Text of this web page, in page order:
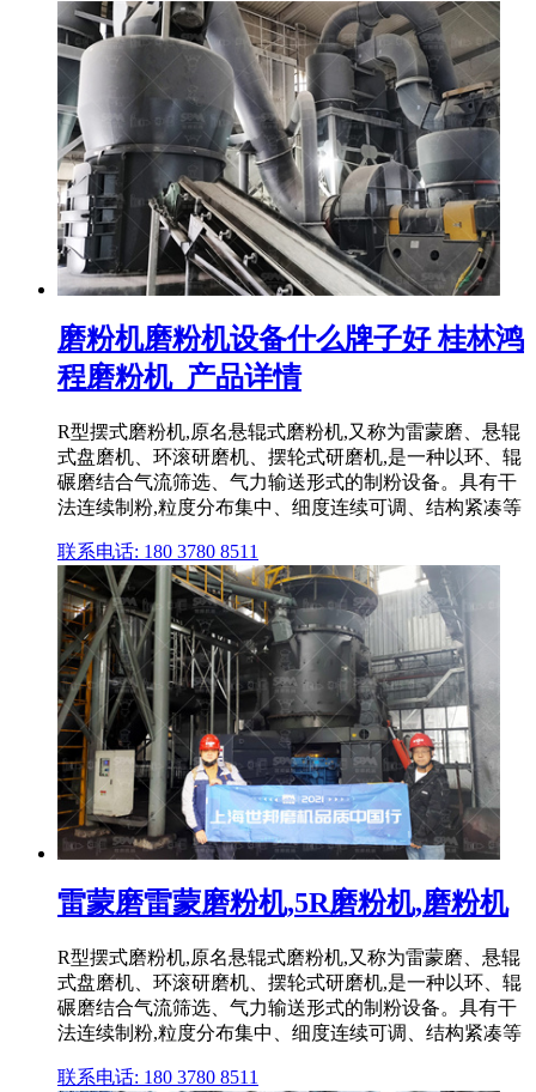
磨粉机磨粉机设备什么牌子好 桂林鸿
程磨粉机_产品详情
R型摆式磨粉机,原名悬辊式磨粉机,又称为雷蒙磨、悬辊
式盘磨机、环滚研磨机、摆轮式研磨机,是一种以环、辊
碾磨结合气流筛选、气力输送形式的制粉设备。具有干
法连续制粉,粒度分布集中、细度连续可调、结构紧凑等
联系电话: 180 3780 8511
雷蒙磨雷蒙磨粉机,5R磨粉机,磨粉机
R型摆式磨粉机,原名悬辊式磨粉机,又称为雷蒙磨、悬辊
式盘磨机、环滚研磨机、摆轮式研磨机,是一种以环、辊
碾磨结合气流筛选、气力输送形式的制粉设备。具有干
法连续制粉,粒度分布集中、细度连续可调、结构紧凑等
联系电话: 180 3780 8511